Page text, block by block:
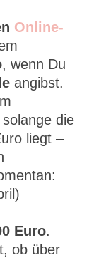
Online-
, wenn Du
angibst.
die
liegt –
Euro.
ob über